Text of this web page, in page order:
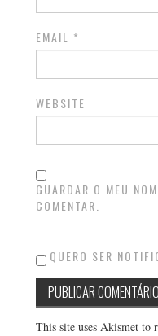
EMAIL *
WEBSITE
GUARDAR O MEU
COMENTAR.
QUERO SER
This site uses Akismet to